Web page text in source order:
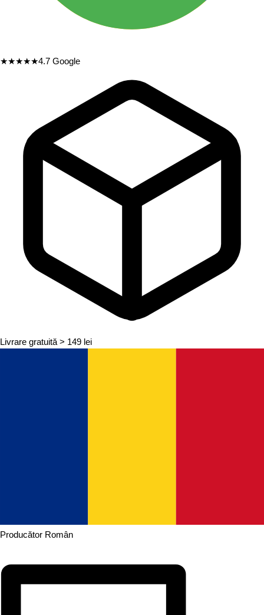
★★★★★4.7 Google
Livrare gratuită > 149 lei
Producător Român